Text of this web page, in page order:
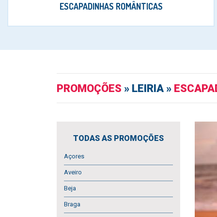
ESCAPADINHAS ROMÂNTICAS
PROMOÇÕES » LEIRIA »
TODAS AS PROMOÇÕES
Açores
Aveiro
Beja
Braga